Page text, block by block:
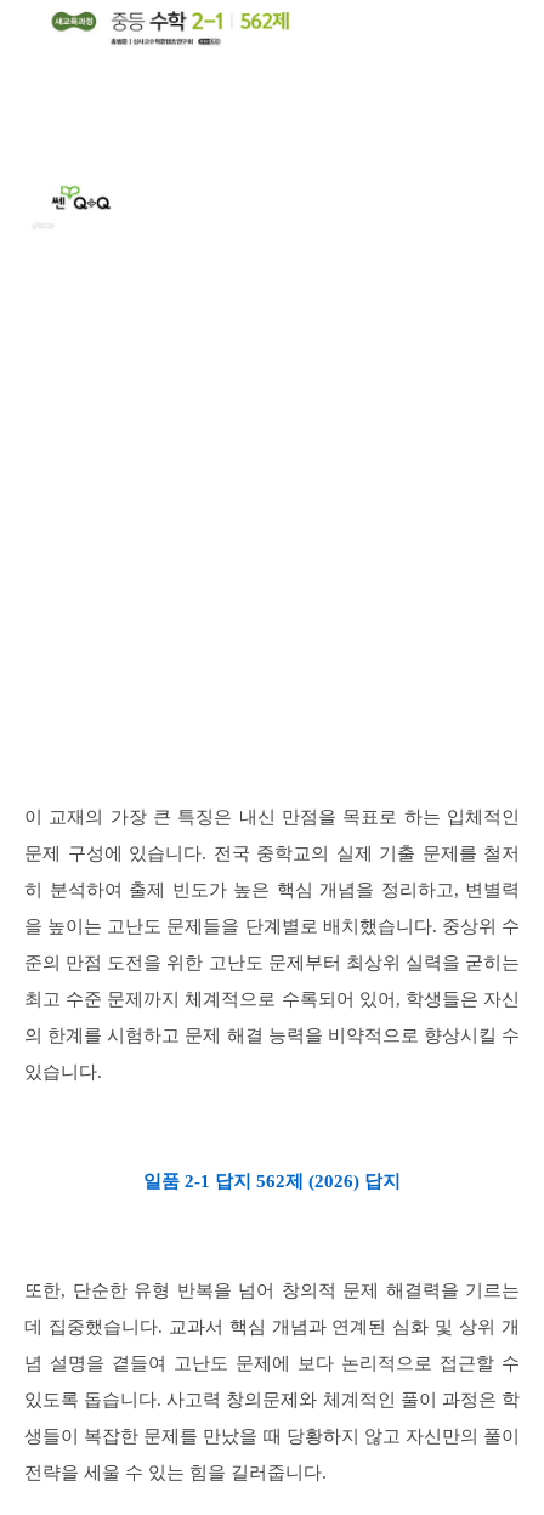
이 교재의 가장 큰 특징은 내신 만점을 목표로 하는 입체적인
문제 구성에 있습니다. 전국 중학교의 실제 기출 문제를 철저
히 분석하여 출제 빈도가 높은 핵심 개념을 정리하고, 변별력
을 높이는 고난도 문제들을 단계별로 배치했습니다. 중상위 수
준의 만점 도전을 위한 고난도 문제부터 최상위 실력을 굳히는
최고 수준 문제까지 체계적으로 수록되어 있어, 학생들은 자신
의 한계를 시험하고 문제 해결 능력을 비약적으로 향상시킬 수
있습니다.
일품 2-1 답지 562제 (2026) 답지
또한, 단순한 유형 반복을 넘어 창의적 문제 해결력을 기르는
데 집중했습니다. 교과서 핵심 개념과 연계된 심화 및 상위 개
념 설명을 곁들여 고난도 문제에 보다 논리적으로 접근할 수
있도록 돕습니다. 사고력 창의문제와 체계적인 풀이 과정은 학
생들이 복잡한 문제를 만났을 때 당황하지 않고 자신만의 풀이
전략을 세울 수 있는 힘을 길러줍니다.